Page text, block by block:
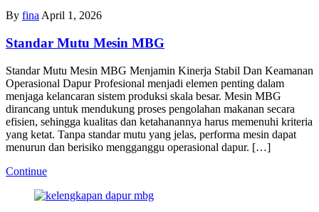
By fina April 1, 2026
Standar Mutu Mesin MBG
Standar Mutu Mesin MBG Menjamin Kinerja Stabil Dan Keamanan
Operasional Dapur Profesional menjadi elemen penting dalam
menjaga kelancaran sistem produksi skala besar. Mesin MBG
dirancang untuk mendukung proses pengolahan makanan secara
efisien, sehingga kualitas dan ketahanannya harus memenuhi kriteria
yang ketat. Tanpa standar mutu yang jelas, performa mesin dapat
menurun dan berisiko mengganggu operasional dapur. […]
Continue